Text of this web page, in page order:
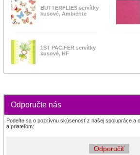
BUTTERFLIES servítky
kusové, Ambiente
1ST PACIFER servítky
kusové, HF
Odporučte nás
Podeľte sa o pozitívnu skúsenosť z našej spolupráce a
a priateľom:
Odporučiť